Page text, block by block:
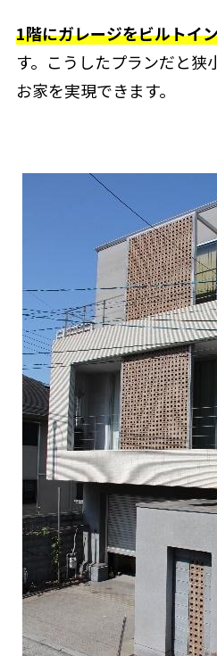
1階にガレージをビルトイ
す。こうしたプランだと狭
お家を実現できます。